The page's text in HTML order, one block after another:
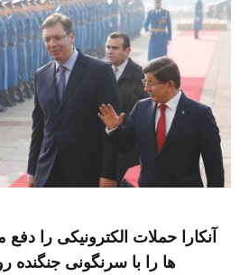
آنکارا حملات الکترونیکی را
ها را با سرنگونی